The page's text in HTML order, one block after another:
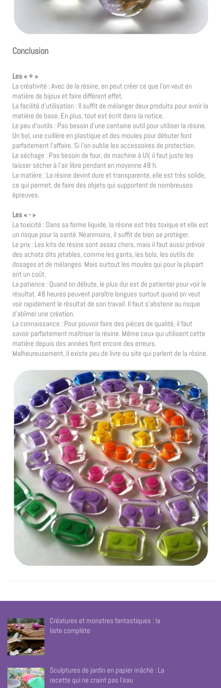
Conclusion
Les « + »
La créativité : Avec de la résine, on peut créer ce que l’on veut en
matière de bijoux et faire différent effet.
La facilité d’utilisation : Il suffit de mélanger deux produits pour avoir la
matière de base. En plus, tout est écrit dans la notice.
Le peu d’outils : Pas besoin d’une centaine outil pour utiliser la résine.
Un bol, une cuillère en plastique et des moules pour débuter font
parfaitement l’affaire. Si l’on oublie les accessoires de protection.
Le séchage : Pas besoin de four, de machine à UV, il faut juste les
laisser sécher à l’air libre pendant en moyenne 48 h.
La matière : La résine devint dure et transparente, elle est très solide,
ce qui permet, de faire des objets qui supportent de nombreuses
épreuves.
Les « - »
La toxicité : Dans sa forme liquide, la résine est très toxique et elle est
un risque pour la santé. Néanmoins, il suffit de bien se protéger.
Le prix : Les kits de résine sont assez chers, mais il faut aussi prévoir
des achats dits jetables, comme les gants, les bols, les outils de
dosages et de mélanges. Mais surtout les moules qui pour la plupart
ont un coût.
La patience : Quand on débute, le plus dur est de patienter pour voir le
résultat. 48 heures peuvent paraître longues surtout quand on veut
voir rapidement le résultat de son travail. Il faut s’abstenir au risque
d’abîmer une création.
La connaissance : Pour pouvoir faire des pièces de qualité, il faut
savoir parfaitement maîtriser la résine. Même ceux qui utilisent cette
matière depuis des années font encore des erreurs.
Malheureusement, il existe peu de livre ou site qui parlent de la résine.
Créatures et monstres fantastiques : la
liste complète
Sculptures de jardin en papier mâché : La
recette qui ne craint pas l’eau